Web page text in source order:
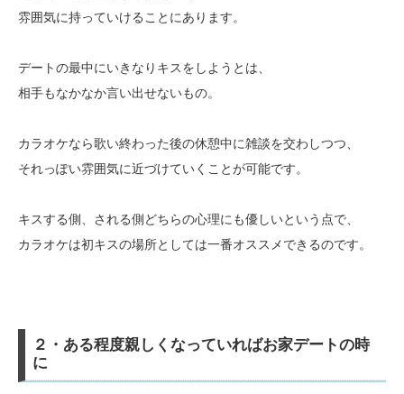
雰囲気に持っていけることにあります。
デートの最中にいきなりキスをしようとは、
相手もなかなか言い出せないもの。
カラオケなら歌い終わった後の休憩中に雑談を交わしつつ、
それっぽい雰囲気に近づけていくことが可能です。
キスする側、される側どちらの心理にも優しいという点で、
カラオケは初キスの場所としては一番オススメできるのです。
２・ある程度親しくなっていればお家デートの時
に